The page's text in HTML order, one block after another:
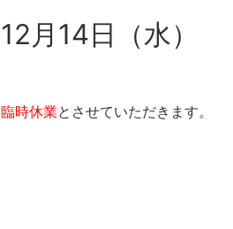
12月14日（水）
臨時休業とさせていただきます。